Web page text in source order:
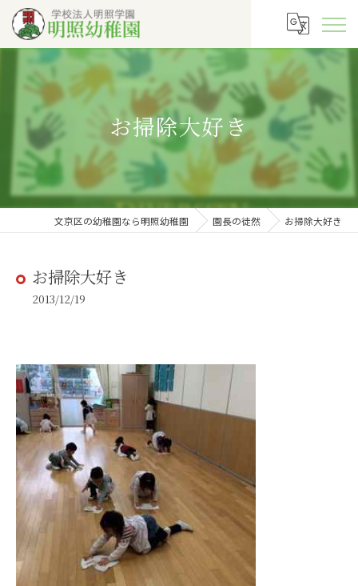
お掃除大好き
文京区の幼稚園なら明照幼稚園 園長の徒然 お掃除大好き
お掃除大好き
2013/12/19